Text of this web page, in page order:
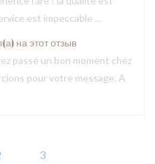
est impeccable …
на этот отзыв
passé un bon moment chez
pour votre message. A
3